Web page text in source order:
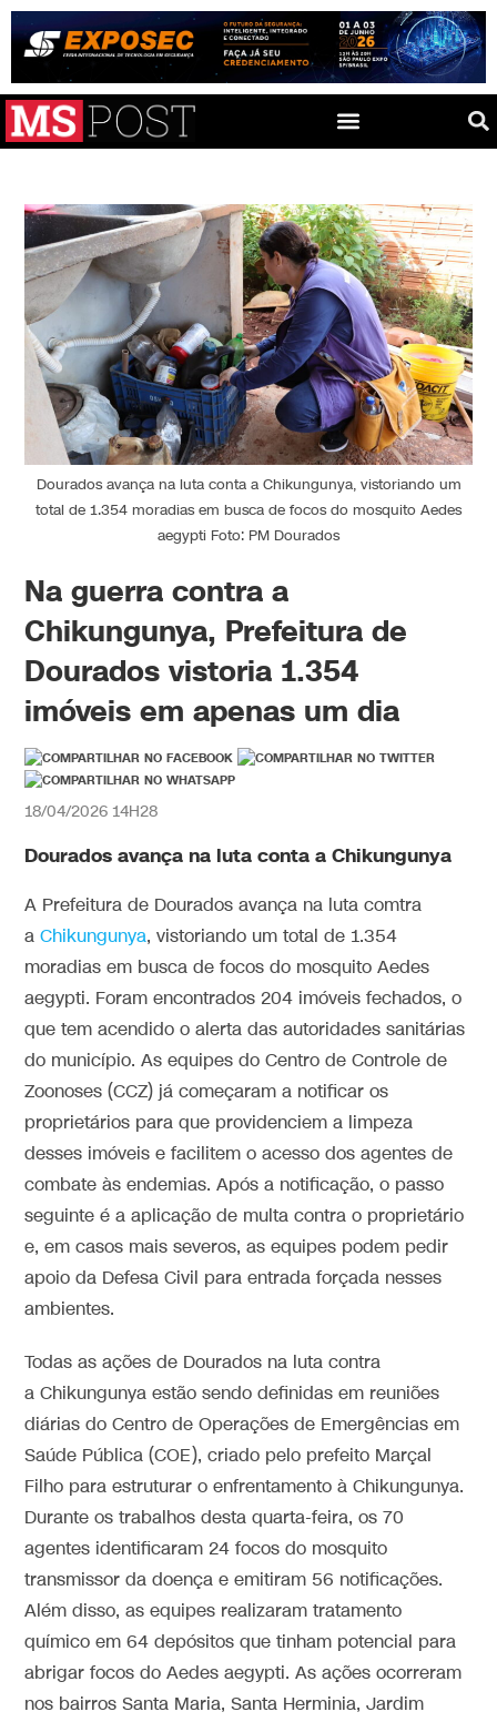
Dourados avança na luta conta a Chikungunya, vistoriando um
total de 1.354 moradias em busca de focos do mosquito Aedes
aegypti Foto: PM Dourados
Na guerra contra a
Chikungunya, Prefeitura de
Dourados vistoria 1.354
imóveis em apenas um dia
18/04/2026 14H28
Dourados avança na luta conta a Chikungunya
A Prefeitura de Dourados avança na luta comtra
aChikungunya, vistoriando um total de 1.354
moradias em busca de focos do mosquito Aedes
aegypti. Foram encontrados 204 imóveis fechados, o
que tem acendido o alerta das autoridades sanitárias
do município. As equipes do Centro de Controle de
Zoonoses (CCZ) já começaram a notificar os
proprietários para que providenciem a limpeza
desses imóveis e facilitem o acesso dos agentes de
combate às endemias. Após a notificação, o passo
seguinte é a aplicação de multa contra o proprietário
e, em casos mais severos, as equipes podem pedir
apoio da Defesa Civil para entrada forçada nesses
ambientes.
Todas as ações de Dourados na luta contra
a Chikungunya estão sendo definidas em reuniões
diárias do Centro de Operações de Emergências em
Saúde Pública (COE), criado pelo prefeito Marçal
Filho para estruturar o enfrentamento à Chikungunya.
Durante os trabalhos desta quarta-feira, os 70
agentes identificaram 24 focos do mosquito
transmissor da doença e emitiram 56 notificações.
Além disso, as equipes realizaram tratamento
químico em 64 depósitos que tinham potencial para
abrigar focos do Aedes aegypti. As ações ocorreram
nos bairros Santa Maria, Santa Herminia, Jardim